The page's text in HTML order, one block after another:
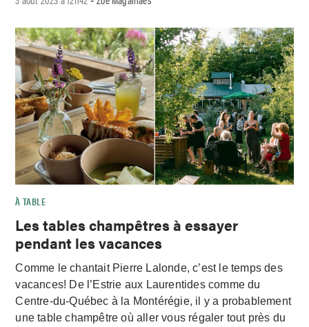
À TABLE
Les tables champêtres à essayer
pendant les vacances
Comme le chantait Pierre Lalonde, c’est le temps des
vacances! De l’Estrie aux Laurentides comme du
Centre-du-Québec à la Montérégie, il y a probablement
une table champêtre où aller vous régaler tout près du